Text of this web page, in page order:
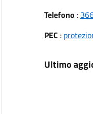
Telefono :
PEC :
Ultimo